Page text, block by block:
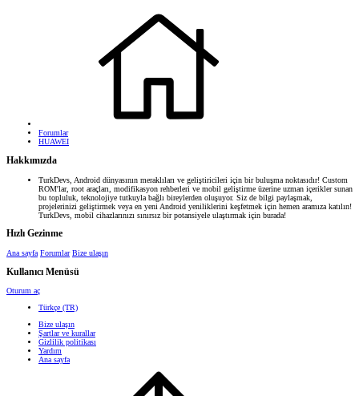
Forumlar
HUAWEI
Hakkımızda
TurkDevs, Android dünyasının meraklıları ve geliştiricileri için bir buluşma noktasıdır! Custom
ROM'lar, root araçları, modifikasyon rehberleri ve mobil geliştirme üzerine uzman içerikler sunan
bu topluluk, teknolojiye tutkuyla bağlı bireylerden oluşuyor. Siz de bilgi paylaşmak,
projelerinizi geliştirmek veya en yeni Android yeniliklerini keşfetmek için hemen aramıza katılın!
TurkDevs, mobil cihazlarınızı sınırsız bir potansiyele ulaştırmak için burada!
Hızlı Gezinme
Ana sayfa Forumlar Bize ulaşın
Kullanıcı Menüsü
Oturum aç
Türkçe (TR)
Bize ulaşın
Şartlar ve kurallar
Gizlilik politikası
Yardım
Ana sayfa